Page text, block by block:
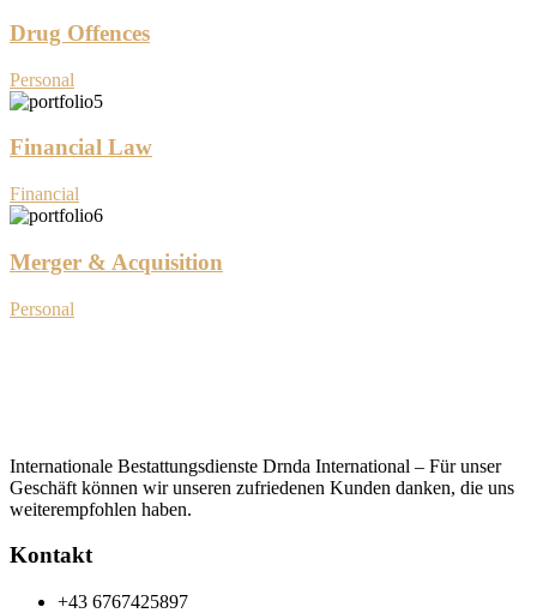
Drug Offences
Personal
Financial Law
Financial
Merger & Acquisition
Personal
Internationale Bestattungsdienste Drnda International – Für unser
Geschäft können wir unseren zufriedenen Kunden danken, die uns
weiterempfohlen haben.
Kontakt
+43 6767425897